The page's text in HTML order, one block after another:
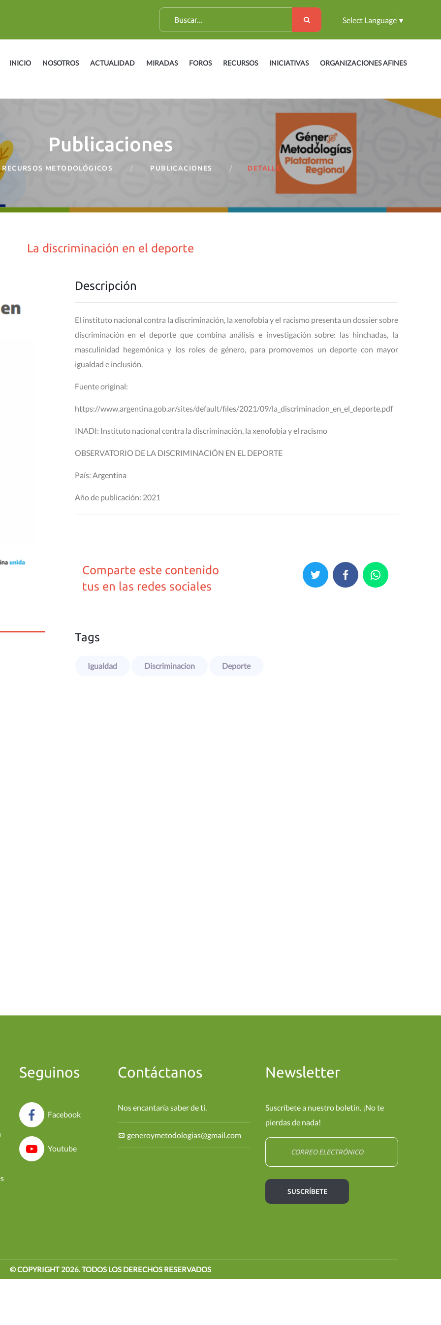
B
u
c
Select Language ▼
INICIO NOSOTROS ACTUALIDAD MIRADAS FOROS RECURSOS INICIATIVAS ORGANIZACIONES AFINES
Publicaciones
RECURSOS METODOLÓGICOS PUBLICACIONES DETALLE
La discriminación en el deporte
Descripción
El instituto nacional contra la discriminación, la xenofobia y el racismo presenta un dossier sobre
discriminación en el deporte que combina análisis e investigación sobre: las hinchadas, la
masculinidad hegemónica y los roles de género, para promovemos un deporte con mayor
igualdad e inclusión.
Fuente original:
https://www.argentina.gob.ar/sites/default/files/2021/09/la_discriminacion_en_el_deporte.pdf
INADI: Instituto nacional contra la discriminación, la xenofobia y el racismo
OBSERVATORIO DE LA DISCRIMINACIÓN EN EL DEPORTE
País: Argentina
Año de publicación: 2021
Comparte este contenido
tus en las redes sociales
Tags
Igualdad Discriminacion Deporte
Seguinos
Facebook
Youtube
Contáctanos
Nos encantaría saber de ti.
generoymetodologias@gmail.com
Newsletter
Suscríbete a nuestro boletín. ¡No te
pierdas de nada!
© COPYRIGHT2026. TODOS LOS DERECHOS RESERVADOS